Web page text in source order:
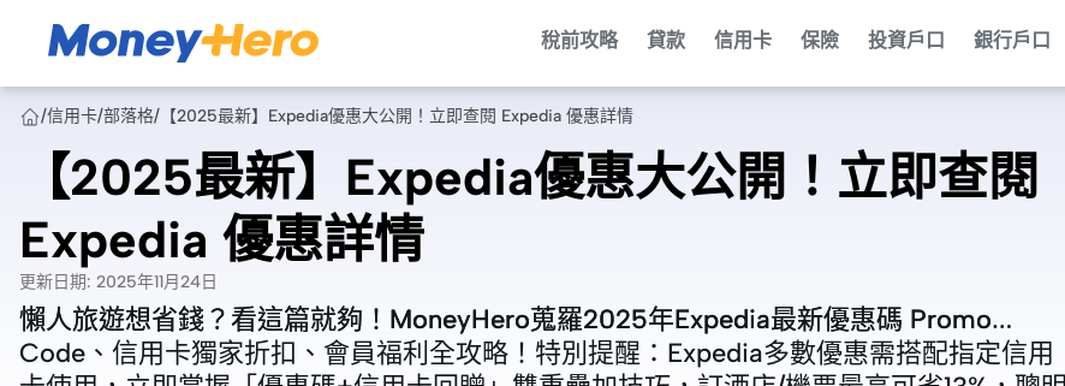
稅前攻略 貸款 信用卡 保險 投資戶口 銀行戶口
/信用卡/部落格/ 【2025最新】Expedia優惠大公開！立即查閱 Expedia 優惠詳情
【2025最新】Expedia優惠大公開！立即查閱
Expedia 優惠詳情
更新日期: 2025年11月24日
懶人旅遊想省錢？看這篇就夠！MoneyHero蒐羅2025年Expedia最新優惠碼 Promo
Code、信用卡獨家折扣、會員福利全攻略！特別提醒：Expedia多數優惠需搭配指定信用
懶人旅遊想省錢？看這篇就夠！MoneyHero蒐羅2025年Expedia最新優惠碼 Promo
Code、信用卡獨家折扣、會員福利全攻略！特別提醒：Expedia多數優惠需搭配指定信用